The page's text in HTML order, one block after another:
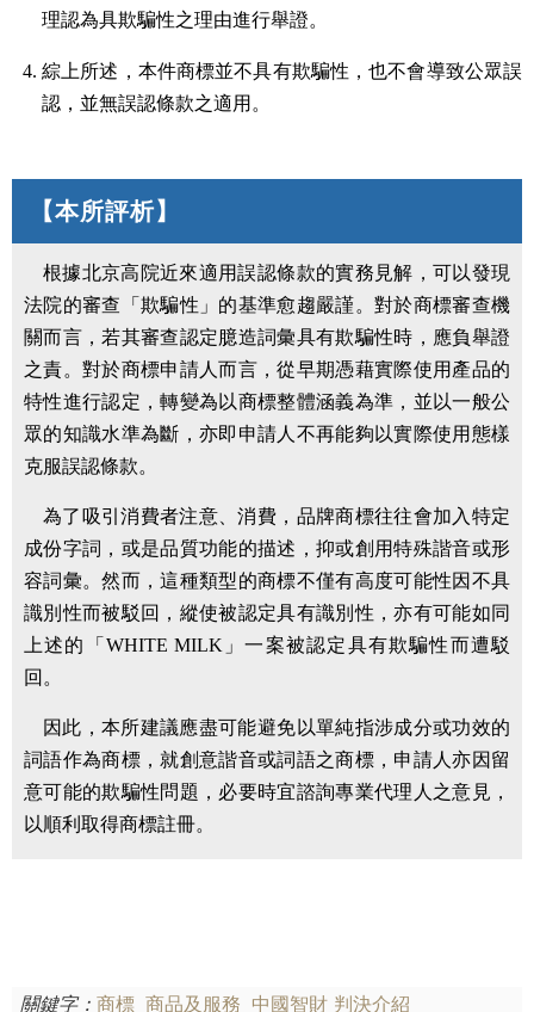
理認為具欺騙性之理由進行舉證。
綜上所述，本件商標並不具有欺騙性，也不會導致公眾誤
認，並無誤認條款之適用。
【本所評析】
根據北京高院近來適用誤認條款的實務見解，可以發現
法院的審查「欺騙性」的基準愈趨嚴謹。對於商標審查機
關而言，若其審查認定臆造詞彙具有欺騙性時，應負舉證
之責。對於商標申請人而言，從早期憑藉實際使用產品的
特性進行認定，轉變為以商標整體涵義為準，並以一般公
眾的知識水準為斷，亦即申請人不再能夠以實際使用態樣
克服誤認條款。
為了吸引消費者注意、消費，品牌商標往往會加入特定
成份字詞，或是品質功能的描述，抑或創用特殊諧音或形
容詞彙。然而，這種類型的商標不僅有高度可能性因不具
識別性而被駁回，縱使被認定具有識別性，亦有可能如同
上述的「WHITE MILK」一案被認定具有欺騙性而遭駁
回。
因此，本所建議應盡可能避免以單純指涉成分或功效的
詞語作為商標，就創意諧音或詞語之商標，申請人亦因留
意可能的欺騙性問題，必要時宜諮詢專業代理人之意見，
以順利取得商標註冊。
關鍵字： 商標 商品及服務 中國智財 判決介紹